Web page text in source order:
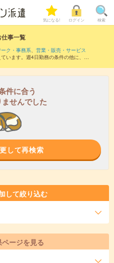
気になる! ログイン 検索
事一覧
ク・事務系、 営業・販売・サービス
います。週4日勤務の条件の他に、 交
件に合う
せんでした
して再検索
して絞り込む
ージを見る